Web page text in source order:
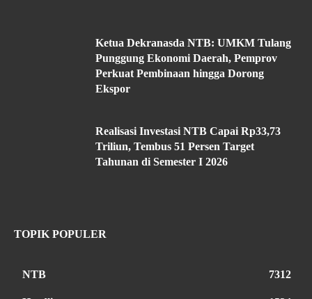
Ketua Dekranasda NTB: UMKM Tulang
Punggung Ekonomi Daerah, Pemprov
Perkuat Pembinaan hingga Dorong
Ekspor
Realisasi Investasi NTB Capai Rp33,73
Triliun, Tembus 51 Persen Target
Tahunan di Semester I 2026
TOPIK POPULER
NTB 7312